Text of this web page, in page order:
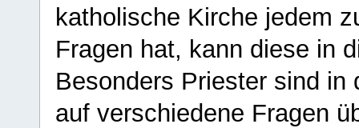
katholische Kirche jedem
Fragen hat, kann diese in
Besonders Priester sind in
auf verschiedene Fragen